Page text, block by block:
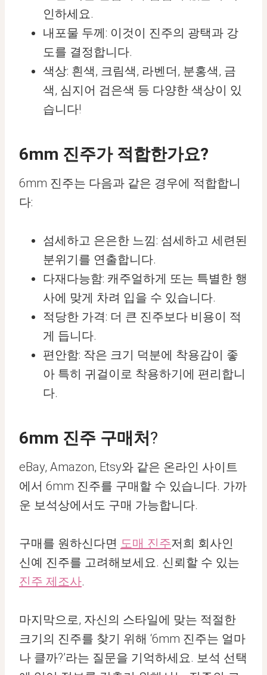
인하세요.
내포물 두께: 이것이 진주의 광택과 강
도를 결정합니다.
색상: 흰색, 크림색, 라벤더, 분홍색, 금
색, 심지어 검은색 등 다양한 색상이 있
습니다!
6mm 진주가 적합한가요?
6mm 진주는 다음과 같은 경우에 적합합니
다:
섬세하고 은은한 느낌: 섬세하고 세련된
분위기를 연출합니다.
다재다능함: 캐주얼하게 또는 특별한 행
사에 맞게 차려 입을 수 있습니다.
적당한 가격: 더 큰 진주보다 비용이 적
게 듭니다.
편안함: 작은 크기 덕분에 착용감이 좋
아 특히 귀걸이로 착용하기에 편리합니
다.
6mm 진주 구매처?
eBay, Amazon, Etsy와 같은 온라인 사이트
에서 6mm 진주를 구매할 수 있습니다. 가까
운 보석상에서도 구매 가능합니다.
구매를 원하신다면 도매 진주저희 회사인
신예 진주를 고려해보세요. 신뢰할 수 있는
진주 제조사.
마지막으로, 자신의 스타일에 맞는 적절한
크기의 진주를 찾기 위해 ‘6mm 진주는 얼마
나 클까?’라는 질문을 기억하세요. 보석 선택